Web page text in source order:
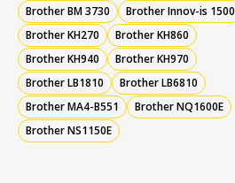
Brother BM 3730
Brother Innov-is 1500
Brother KH270
Brother KH860
Brother KH940
Brother KH970
Brother LB1810
Brother LB6810
Brother MA4-B551
Brother NQ1600E
Brother NS1150E